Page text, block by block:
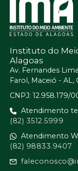
Instituto do
Alagoas
Av. Fernandes
Farol, Maceió - AL,
CNPJ: 12.958.179/
Atendimento
(82) 3512.5999
Atendimento
(82) 98833.9407